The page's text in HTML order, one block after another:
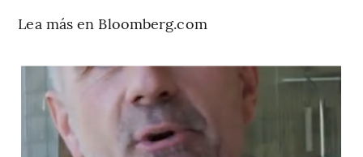
Lea más en Bloomberg.com